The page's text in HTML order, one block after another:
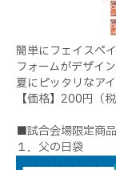
簡単にフェイスペ
フォームがデザイ
夏にピッタリなア
【価格】 200円（税
■試合会場限定商品
１．父の日袋